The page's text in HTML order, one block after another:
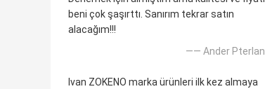
beni çok şaşırttı. Sanırım tekrar satın
alacağım!!!
—— Ander Pterlan
Ivan ZOKENO marka ürünleri ilk kez almaya